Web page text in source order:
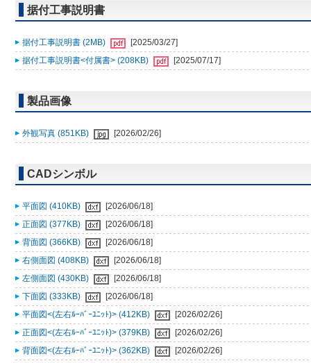
据付工事説明書
据付工事説明書 (2MB)
[2025/03/27]
据付工事説明書<付属書> (208KB)
[2025/07/17]
製品画像
外観写真 (851KB) [2026/02/26]
CADシンボル
平面図 (410KB)
[2026/06/18]
正面図 (377KB)
[2026/06/18]
背面図 (366KB)
[2026/06/18]
右側面図 (408KB)
[2026/06/18]
左側面図 (430KB)
[2026/06/18]
下面図 (333KB)
[2026/06/18]
平面図<(左右ﾙｰﾊﾞｰﾕﾆｯﾄ)> (412KB)
[2026/02/26]
正面図<(左右ﾙｰﾊﾞｰﾕﾆｯﾄ)> (379KB)
[2026/02/26]
背面図<(左右ﾙｰﾊﾞｰﾕﾆｯﾄ)> (362KB)
[2026/02/26]